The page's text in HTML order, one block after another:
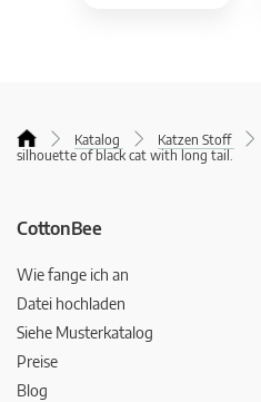
Katalog Katzen Stoff
silhouette of black cat with long tail.
CottonBee
Wie fange ich an
Datei hochladen
Siehe Musterkatalog
Preise
Blog